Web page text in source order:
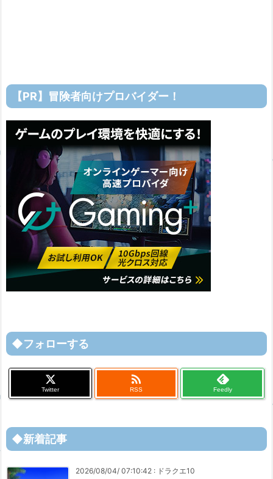
【PR】冒険者向けプロバイダー！
◆フォローする
Twitter

RSS Feedly
◆新着記事
2026/08/04/ 07:10:42 : ドラクエ10